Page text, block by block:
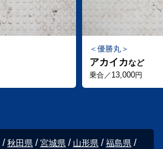
優勝丸
アカイカなど
乗合／ 13,000円
秋田県 宮城県 山形県
福島県